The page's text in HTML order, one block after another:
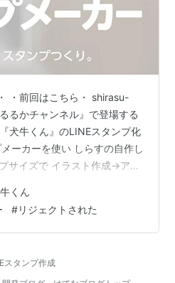
・前回はこちら・ shirasu-
るかチャンネル』で登場する
犬牛くん』のLINEスタンプ化
ーカーを使い しらすの自作し
サイズで イラスト作成→アプ
トされました!! 平たく言う
理由は、要約すると 『本当に
の？』でした。 （もっと難し
で…
くん
#リジェクトされた
スタンプ作成